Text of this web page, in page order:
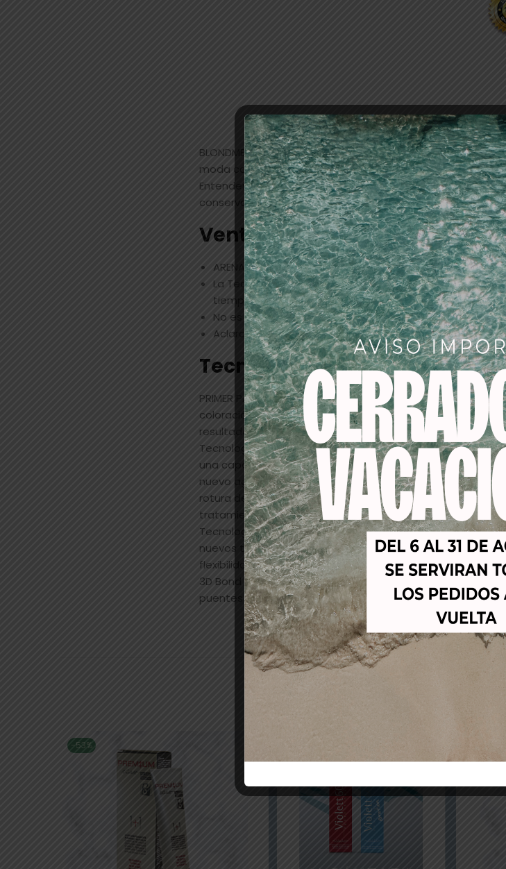
Descripción
BLONDME es la primera marca que une coloración y
moda con una seguridad nunca vista. BLONDME es la
Entendemos que los rubios necesitan soluciones de
conservar el rubio perfecto.
Ventajas clave
ARENA: tonos rubios reales y naturales
La Tecnología Anti-Metal Bond Protection integrada
tiempo de exposición para minimizar la rotura del
No es necesario añadir aditivos bonding ni
Aclaración y matización y/o neutralización en un solo
Tecnología
PRIMER PASO: COLORACIÓN – PROTECCIÓN DE LOS
coloración, la estructura capilar puede dañarfse cuando
resultado, la estabilidad del cabello se reduce y el cabello
Tecnología Anti-Metal Bond Protection integrada en todos
una capa protectora alrededor de los puentes del
nuevo agente quelante biodegradable que capta y
rotura del cabello se minimiza aún más y no es necesario
tratamientos antimetales adicionales. SEGUNDO PASO:
Tecnología 3D Bond Creation integrada en todos los
nuevos tridimensionales en el cabello y estabiliza la
flexibilidad duraderas. TERCER PASO: CUIDADO EN CASA –
3D Bond Creation integrada en todos los productos de
puentes en casa entre visitas al salón y prolonga los
Productos
-53%